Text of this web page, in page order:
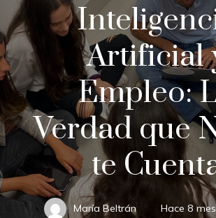
Artificial
Empleo:
Verdad que
te
María Beltrán Hace 8